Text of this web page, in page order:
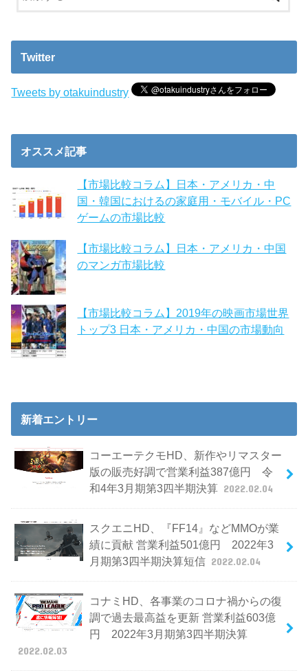
Twitter
Tweets by otakuindustry
オススメ記事
【市場比較コラム】日本・アメリカ・中
国・韓国におけるの家庭用・モバイル・PC
ゲームの市場比較
【市場比較コラム】日本・アメリカ・中国
のマンガ市場比較
【市場比較コラム】2019年の映画市場世界
トップ3 日本・アメリカ・中国の市場動向
新着エントリー
コーエーテクモHD、新作やリマスター
版の販売好調で営業利益387億円 令
和4年3月期第3四半期決算 2022.02.04
スクエニHD、『FF14』などMMOが業
績に貢献 営業利益501億円 2022年3
月期第3四半期決算短信 2022.02.04
コナミHD、各事業のコロナ禍からの復
調で過去最高益を更新 営業利益603億
円 2022年3月期第3四半期決算
2022.02.03